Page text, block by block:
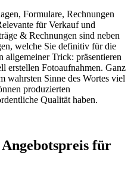
Formulare, Rechnungen
für Verkauf und
& Rechnungen sind neben
welche Sie definitiv für die
allgemeiner Trick: präsentieren
erstellen Fotoaufnahmen. Ganz
wahrsten Sinne des Wortes viel
produzierten
Qualität haben.
für